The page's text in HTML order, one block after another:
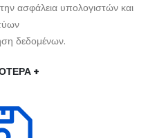
ασφάλεια υπολογιστών και
δεδομένων.
+